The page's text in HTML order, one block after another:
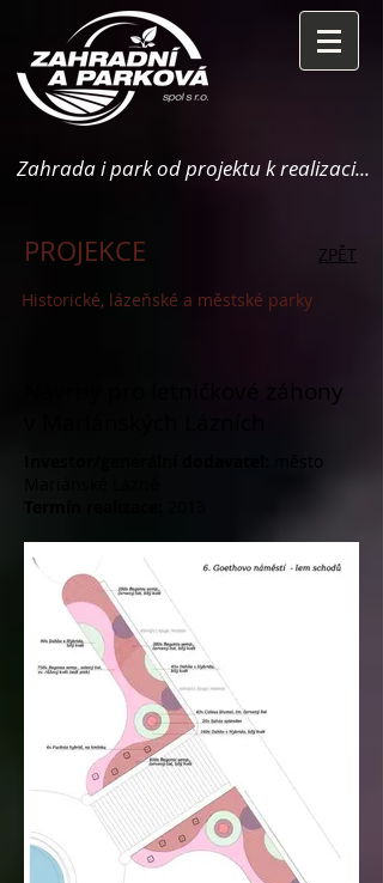
Zahrada i park od projektu k realizaci...
PROJEKCE
Historické, lázeňské a městské parky
ZPĚT
Návrhy pro letničkové záhony
město